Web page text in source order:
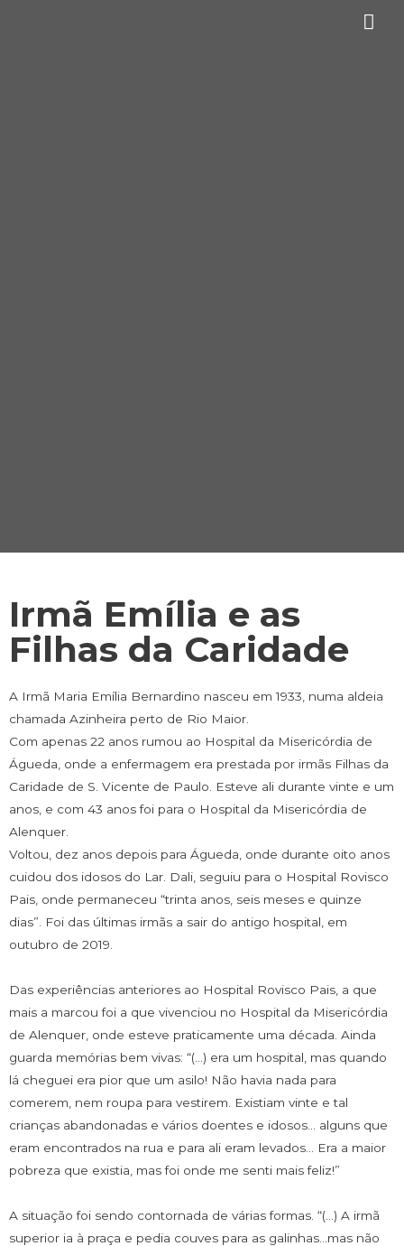
Irmã Emília e as
Filhas da Caridade
A Irmã Maria Emília Bernardino nasceu em 1933, numa aldeia
chamada Azinheira perto de Rio Maior.
Com apenas 22 anos rumou ao Hospital da Misericórdia de
Águeda, onde a enfermagem era prestada por irmãs Filhas da
Caridade de S. Vicente de Paulo. Esteve ali durante vinte e um
anos, e com 43 anos foi para o Hospital da Misericórdia de
Alenquer.
Voltou, dez anos depois para Águeda, onde durante oito anos
cuidou dos idosos do Lar. Dali, seguiu para o Hospital Rovisco
Pais, onde permaneceu “trinta anos, seis meses e quinze
dias”. Foi das últimas irmãs a sair do antigo hospital, em
outubro de 2019.
Das experiências anteriores ao Hospital Rovisco Pais, a que
mais a marcou foi a que vivenciou no Hospital da Misericórdia
de Alenquer, onde esteve praticamente uma década. Ainda
guarda memórias bem vivas: “(…) era um hospital, mas quando
lá cheguei era pior que um asilo! Não havia nada para
comerem, nem roupa para vestirem. Existiam vinte e tal
crianças abandonadas e vários doentes e idosos… alguns que
eram encontrados na rua e para ali eram levados… Era a maior
pobreza que existia, mas foi onde me senti mais feliz!”
A situação foi sendo contornada de várias formas. “(…) A irmã
superior ia à praça e pedia couves para as galinhas…mas não